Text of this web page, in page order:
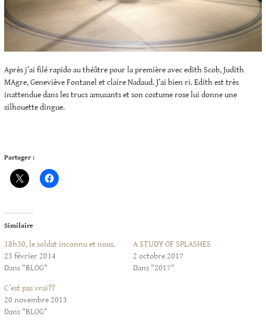
Après j’ai filé rapido au théâtre pour la première avec edith Scob, Judith
MAgre, Geneviève Fontanel et claire Nadaud. J’ai bien ri. Edith est très
inattendue dans les trucs amusants et son costume rose lui donne une
silhouette dingue.
Partager :
Similaire
18h30, le soldat inconnu et nous.
23 février 2014
Dans "BLOG"
A STUDY OF SPLASHES
2 octobre 2017
Dans "2017"
C’est pas vrai??
20 novembre 2013
Dans "BLOG"